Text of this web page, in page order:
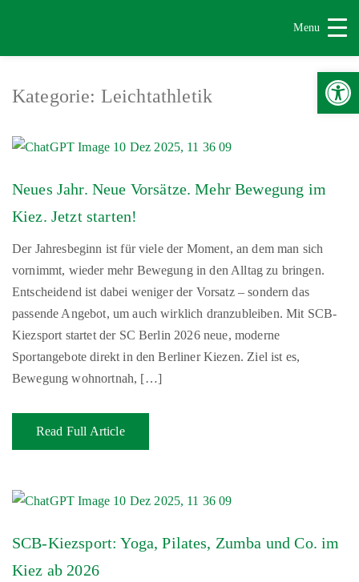
Menu
Kategorie: Leichtathletik
Neues Jahr. Neue Vorsätze. Mehr Bewegung im
Kiez. Jetzt starten!
Der Jahresbeginn ist für viele der Moment, an dem man sich
vornimmt, wieder mehr Bewegung in den Alltag zu bringen.
Entscheidend ist dabei weniger der Vorsatz – sondern das
passende Angebot, um auch wirklich dranzubleiben. Mit SCB-
Kiezsport startet der SC Berlin 2026 neue, moderne
Sportangebote direkt in den Berliner Kiezen. Ziel ist es,
Bewegung wohnortnah, […]
Read Full Article
SCB-Kiezsport: Yoga, Pilates, Zumba und Co. im
Kiez ab 2026